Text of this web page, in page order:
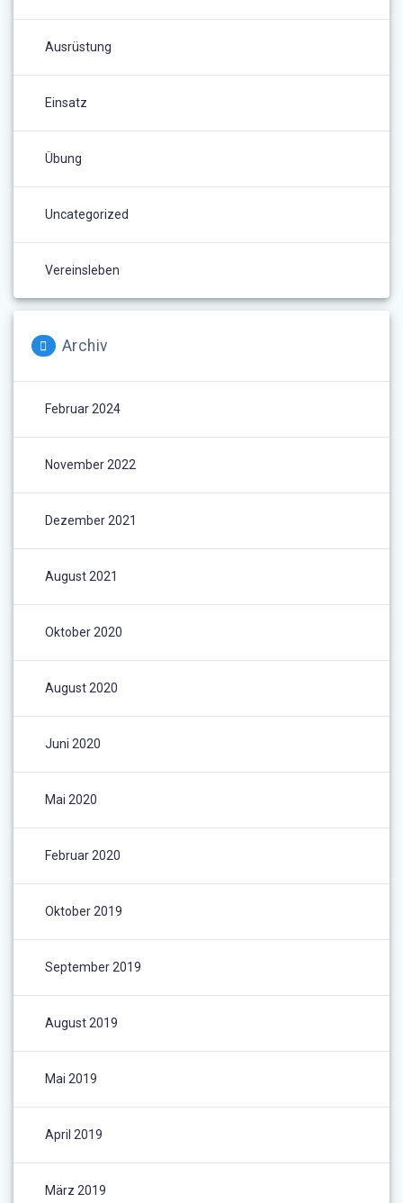
Ausrüstung
Einsatz
Übung
Uncategorized
Vereinsleben
Archiv
Februar 2024
November 2022
Dezember 2021
August 2021
Oktober 2020
August 2020
Juni 2020
Mai 2020
Februar 2020
Oktober 2019
September 2019
August 2019
Mai 2019
April 2019
März 2019